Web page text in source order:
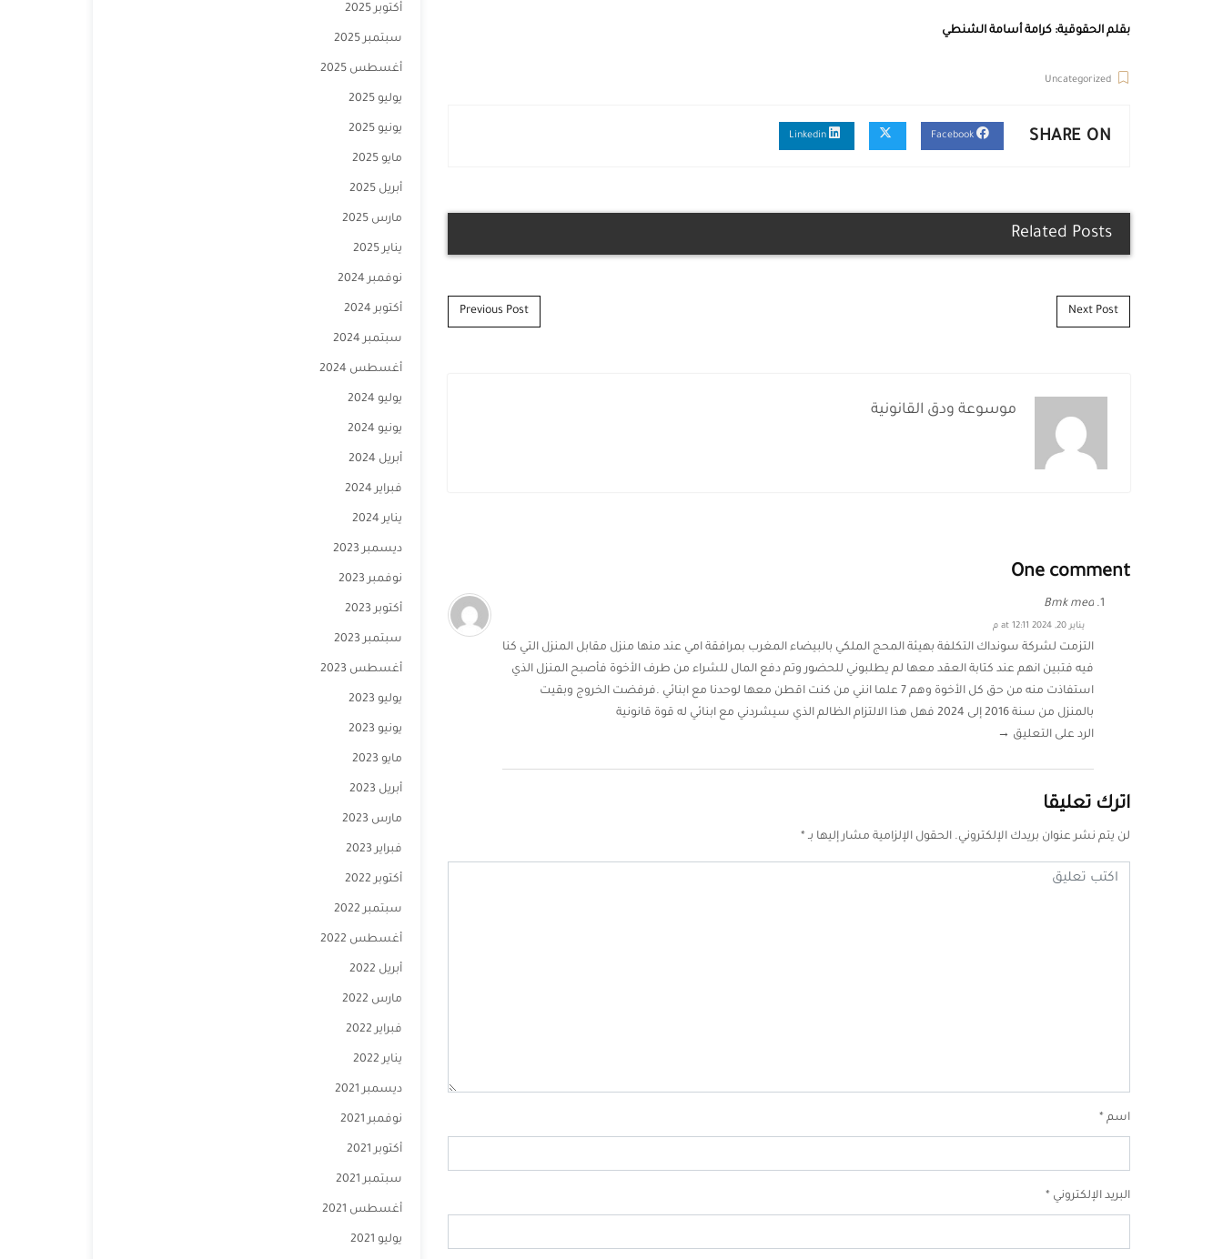
بقلم الحقوقية: كرامة أسامة الشنطي
Uncategorized
SHARE ON
Related Posts
Post navigation
Previous Post Next Post
موسوعة ودق القانونية
One comment
Bmk med
يناير 20, 2024 at 12:11 م
التزمت لشركة سونداك التكلفة بهيئة المحج الملكي بالبيضاء المغرب بمرافقة امي عند منها منزل مقابل المنزل التي كنا
فيه فتبين انهم عند كتابة العقد معها لم يطلبوني للحضور وتم دفع المال للشراء من طرف الأخوة فأصبح المنزل الذي
استفاذت منه من حق كل الأخوة وهم 7 علما انني من كنت اقطن معها لوحدنا مع ابنائي .فرفضت الخروج وبقيت
بالمنزل من سنة 2016 إلى 2024 فهل هذا الالتزام الظالم الذي سيشردني مع ابنائي له قوة قانونية
الرد على التعليق →
اترك تعليقا
لن يتم نشر عنوان بريدك الإلكتروني. الحقول الإلزامية مشار إليها بـ *
اسم *
البريد الإلكتروني *
أكتوبر 2025
سبتمبر 2025
أغسطس 2025
يوليو 2025
يونيو 2025
مايو 2025
أبريل 2025
مارس 2025
يناير 2025
نوفمبر 2024
أكتوبر 2024
سبتمبر 2024
أغسطس 2024
يوليو 2024
يونيو 2024
أبريل 2024
فبراير 2024
يناير 2024
ديسمبر 2023
نوفمبر 2023
أكتوبر 2023
سبتمبر 2023
أغسطس 2023
يوليو 2023
يونيو 2023
مايو 2023
أبريل 2023
مارس 2023
فبراير 2023
أكتوبر 2022
سبتمبر 2022
أغسطس 2022
أبريل 2022
مارس 2022
فبراير 2022
يناير 2022
ديسمبر 2021
نوفمبر 2021
أكتوبر 2021
سبتمبر 2021
أغسطس 2021
يوليو 2021